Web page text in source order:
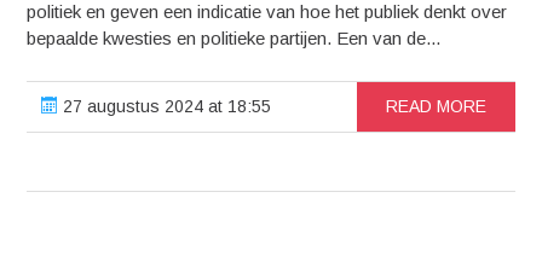
politiek en geven een indicatie van hoe het publiek denkt over
bepaalde kwesties en politieke partijen. Een van de...
27 augustus 2024 at 18:55 READ MORE